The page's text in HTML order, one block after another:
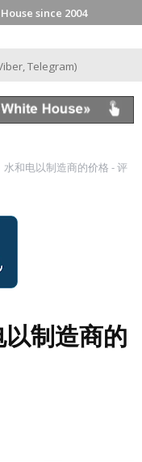
since 2004
,Telegram)
和电以制造商的价格 - 评
制造商的